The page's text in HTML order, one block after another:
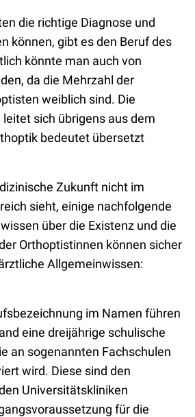
die richtige Diagnose und
können, gibt es den Beruf des
könnte man auch von
da die Mehrzahl der
weiblich sind. Die
sich übrigens aus dem
bedeutet übersetzt
Zukunft nicht im
sieht, einige nachfolgende
über die Existenz und die
Orthoptistinnen können sicher
Allgemeinwissen:
im Namen führen
eine dreijährige schulische
an sogenannten Fachschulen
wird. Diese sind den
Universitätskliniken
für die